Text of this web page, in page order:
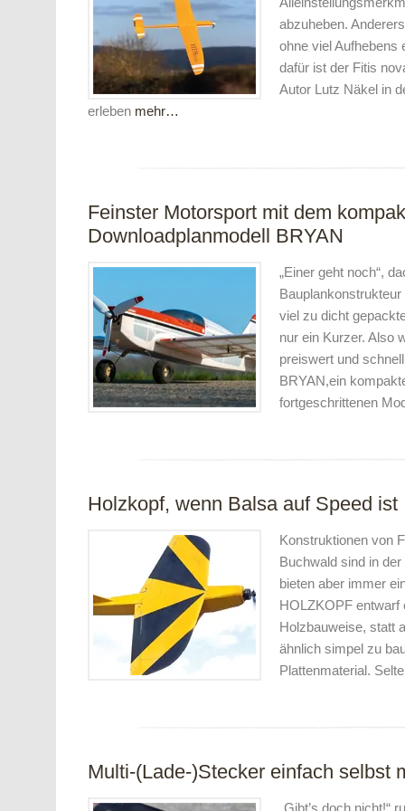
abzuheben.
ohne viel Aufhebens
dafür ist der Fitis
Autor Lutz Näkel in
erleben mehr…
Feinster Motorsport mit dem
Downloadplanmodell BRYAN
„Einer geht noch“,
viel zu dicht
nur ein Kurzer. Also
preiswert und
BRYAN,ein
fortgeschrittenen
Holzkopf, wenn Balsa auf Speed ist
Konstruktionen von
Buchwald sind in
bieten aber immer
HOLZKOPF entwarf
Holzbauweise, statt
ähnlich simpel zu
Plattenmaterial.
Multi-(Lade-)Stecker einfach selbst
„Gibt’s doch nicht!“